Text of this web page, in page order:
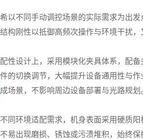
不同手动调控场景的实际需求为出发
构刚性以抵御高频次操作与环境干扰
设计上，采用模块化夹具体系，配备
的切换调节，大幅提升设备通用性与
场景，不影响周边设备部署与光路规划
环境适配需求，机身表面采用硬质阳
易出现磨损、锈蚀或污渍堆积，始终